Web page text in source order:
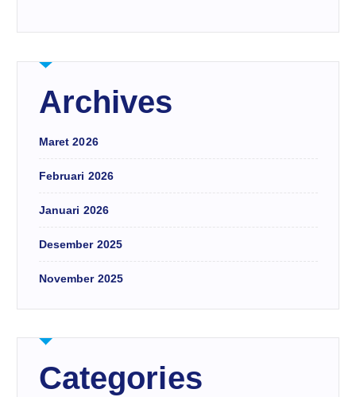
Archives
Maret 2026
Februari 2026
Januari 2026
Desember 2025
November 2025
Categories